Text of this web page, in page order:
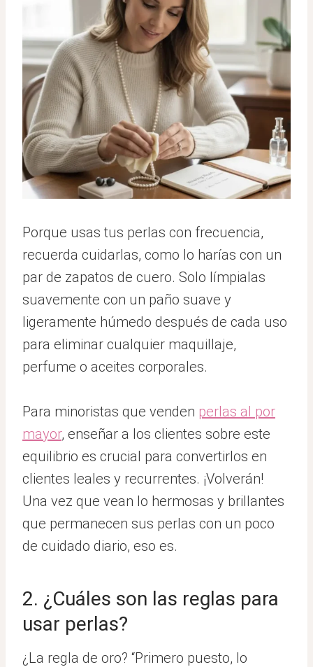
Porque usas tus perlas con frecuencia,
recuerda cuidarlas, como lo harías con un
par de zapatos de cuero. Solo límpialas
suavemente con un paño suave y
ligeramente húmedo después de cada uso
para eliminar cualquier maquillaje,
perfume o aceites corporales.
Para minoristas que venden perlas al por
mayor, enseñar a los clientes sobre este
equilibrio es crucial para convertirlos en
clientes leales y recurrentes. ¡Volverán!
Una vez que vean lo hermosas y brillantes
que permanecen sus perlas con un poco
de cuidado diario, eso es.
2. ¿Cuáles son las reglas para
usar perlas?
¿La regla de oro? “Primero puesto, lo